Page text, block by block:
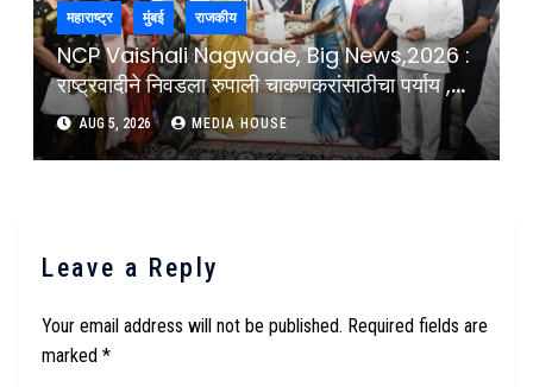
महाराष्ट्र मुंबई राजकीय
NCP Vaishali Nagwade, Big News,2026 :
राष्ट्रवादीने निवडला रुपाली चाकणकरांसाठीचा पर्याय ,
कोणाची लागलीये वर्णी ?
AUG 5, 2026 MEDIA HOUSE
Leave a Reply
Your email address will not be published. Required fields are
marked *